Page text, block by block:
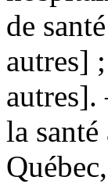
de
autres]
la